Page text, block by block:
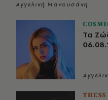
Αγγελική Μανουσάκη
Τα